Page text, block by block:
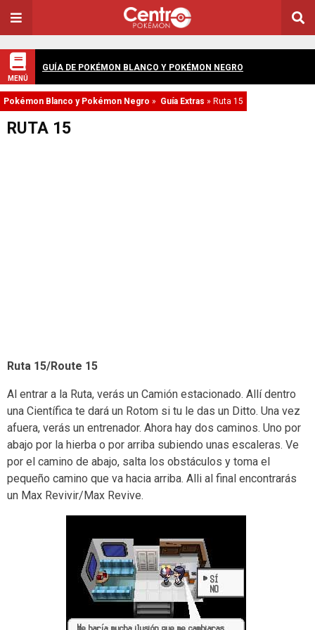
MENÚ
GUÍA DE POKÉMON BLANCO Y POKÉMON NEGRO
Pokémon Blanco y Pokémon Negro » Guía Extras » Ruta 15
RUTA 15
Ruta 15/Route 15
Al entrar a la Ruta, verás un Camión estacionado. Allí dentro
una Científica te dará un Rotom si tu le das un Ditto. Una vez
afuera, verás un entrenador. Ahora hay dos caminos. Uno por
abajo por la hierba o por arriba subiendo unas escaleras. Ve
por el camino de abajo, salta los obstáculos y toma el
pequeño camino que va hacia arriba. Alli al final encontrarás
un Max Revivir/Max Revive.